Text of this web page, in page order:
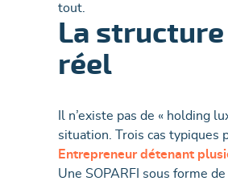
tout.
La
réel
Il n’existe pas de « holding
situation. Trois cas typiques
Entrepreneur détenant
Une SOPARFI sous forme